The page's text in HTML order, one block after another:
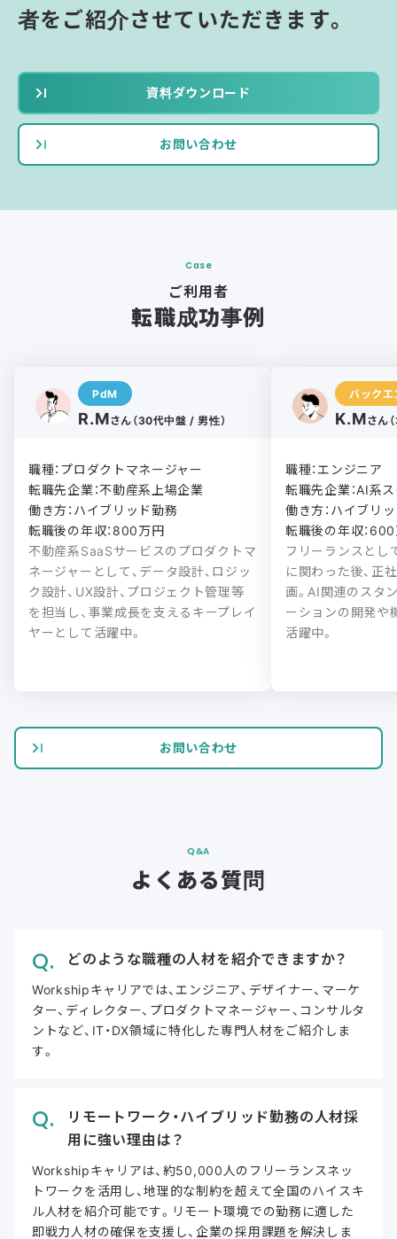
者をご紹介させていただきます。
資料ダウンロード
お問い合わせ
Case
ご利用者
転職成功事例
PdM
R.Mさん（30代中盤 / 男性）
職種：プロダクトマネージャー
転職先企業：不動産系上場企業
働き方：ハイブリッド勤務
転職後の年収：800万円
不動産系SaaSサービスのプロダクトマ
ネージャーとして、データ設計、ロジッ
ク設計、UX設計、プロジェクト管理等
を担当し、事業成長を支えるキープレイ
ヤーとして活躍中。
バック
K.Mさん
職種：エンジニア
転職先企業：AI系
働き方：ハイブリッ
転職後の年収：
フリーランスとし
に関わった後、正
画。AI関連のスタ
ーションの開発や
活躍中。
お問い合わせ
Q&A
よくある質問
どのような職種の人材を紹介できますか？
Workshipキャリアでは、エンジニア、デザイナー、マーケ
ター、ディレクター、プロダクトマネージャー、コンサルタ
ントなど、IT・DX領域に特化した専門人材をご紹介しま
す。
リモートワーク・ハイブリッド勤務の人材採
用に強い理由は？
Workshipキャリアは、約50,000人のフリーランスネッ
トワークを活用し、地理的な制約を超えて全国のハイスキ
ル人材を紹介可能です。リモート環境での勤務に適した
即戦力人材の確保を支援し、企業の採用課題を解決しま